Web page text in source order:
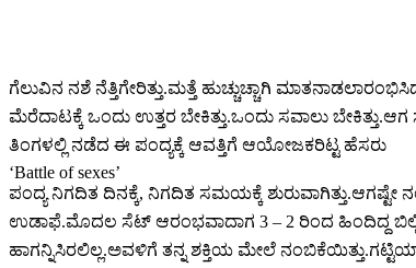
ಗೆಲುವಿನ ನಶೆ ನೆತ್ತಿಗೇರಿತ್ತು.ಮತ್ತೆ ಹುಚ್ಚುಚ್ಚಾಗಿ
ಮೆರೆದಾಟಕ್ಕೆ ಒಂದು ಉತ್ತರ ಬೇಕಿತ್ತು.ಒಂದು ಸವಾಲು
ತಿಂಗಳಲ್ಲಿ ನಡೆದ ಈ ಪಂದ್ಯಕ್ಕೆ ಆವತ್ತಿಗೆ ಆಯೋಜಕರಿಟ್ಟ ಹೆಸರು
‘Battle of sexes’
ಪಂದ್ಯ ನಿಗದಿತ ದಿನಕ್ಕೆ, ನಿಗದಿತ ಸಮಯಕ್ಕೆ
ಉಡಾಫೆ.ಮೊದಲ ಸೆಟ್ ಆರಂಭವಾದಾಗ 3 – 2 ರಿಂದ ಹಿಂದಿದ್ದ
ಹಾಗನ್ನಿಸಿರಲಿಲ್ಲ.ಅವಳಿಗೆ ತನ್ನ ಶಕ್ತಿಯ ಮೇಲೆ